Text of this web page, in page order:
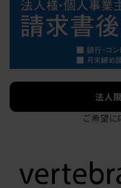
法人
ご希望に